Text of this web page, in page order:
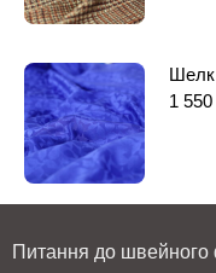
Шелк
1 550
Питання до швейного